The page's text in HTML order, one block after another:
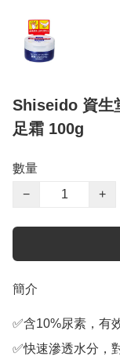
Shiseido 資生
足霜 100g
數量
−
+
簡介
✅含10%尿素，有
✅快速滲透水分，